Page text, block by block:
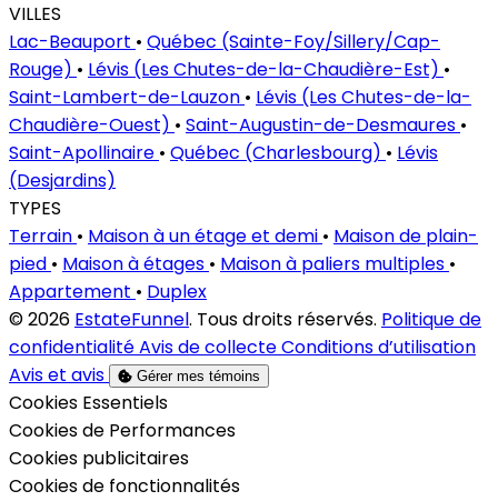
VILLES
Lac-Beauport • Québec (Sainte-Foy/Sillery/Cap-
Rouge) • Lévis (Les Chutes-de-la-Chaudière-Est) •
Saint-Lambert-de-Lauzon • Lévis (Les Chutes-de-la-
Chaudière-Ouest) • Saint-Augustin-de-Desmaures •
Saint-Apollinaire • Québec (Charlesbourg) • Lévis
(Desjardins)
TYPES
Terrain • Maison à un étage et demi • Maison de plain-
pied • Maison à étages • Maison à paliers multiples •
Appartement • Duplex
© 2026 EstateFunnel. Tous droits réservés. Politique de
confidentialitéAvis de collecteConditions d’utilisation
Avis et avis
Gérer mes témoins
Activer
Cookies Essentiels
Activer
Cookies de Performances
Activer
Cookies publicitaires
Activer
Cookies de fonctionnalités